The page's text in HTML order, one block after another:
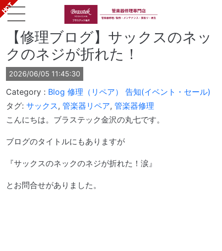
【修理ブログ】サックスのネッ
クのネジが折れた！
2026/06/05 11:45:30
Blog 修理（リペア）
告知(イベント・セール)
タグ: サックス, 管楽器リペア, 管楽器修理
こんにちは。ブラステック金沢の丸七です。
ブログのタイトルにもありますが
『サックスのネックのネジが折れた！涙』
とお問合せがありました。